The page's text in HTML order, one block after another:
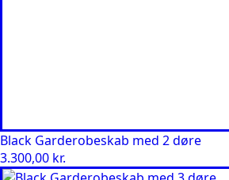
Black Garderobeskab med 2 døre
3.300,00 kr.